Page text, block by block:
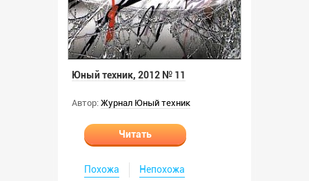
Юный техник, 2012 № 11
Автор: Журнал Юный техник
Читать
Похожа Непохожа